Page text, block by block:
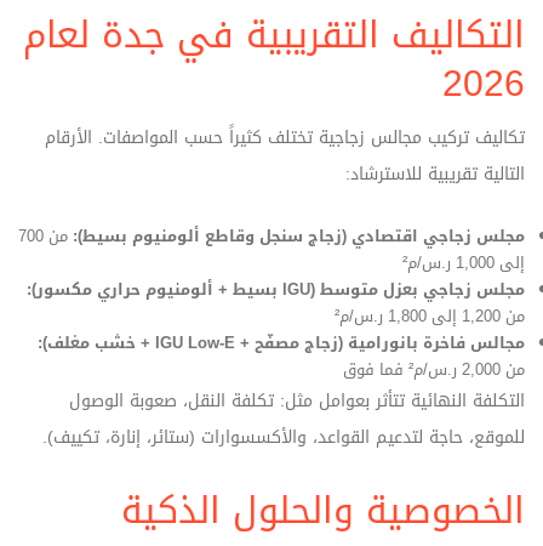
التكاليف التقريبية في جدة لعام
2026
تكاليف تركيب مجالس زجاجية تختلف كثيراً حسب المواصفات. الأرقام
التالية تقريبية للاسترشاد:
مجلس زجاجي اقتصادي (زجاج سنجل وقاطع ألومنيوم بسيط):
من 700
إلى 1,000 ر.س/م²
مجلس زجاجي بعزل متوسط (IGU بسيط + ألومنيوم حراري مكسور):
من 1,200 إلى 1,800 ر.س/م²
مجالس فاخرة بانورامية (زجاج مصفّح + IGU Low‑E + خشب مغلف):
من 2,000 ر.س/م² فما فوق
التكلفة النهائية تتأثر بعوامل مثل: تكلفة النقل، صعوبة الوصول
للموقع، حاجة لتدعيم القواعد، والأكسسوارات (ستائر، إنارة، تكييف).
الخصوصية والحلول الذكية